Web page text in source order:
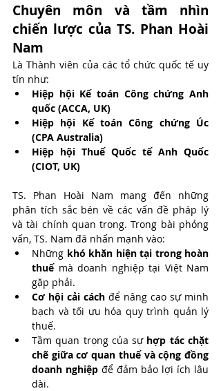
Chuyên môn và tầm nhìn
chiến lược của TS. Phan Hoài
Nam
Là Thành viên của các tổ chức quốc tế uy
tín như:
Hiệp hội Kế toán Công chứng Anh
quốc (ACCA, UK)
Hiệp hội Kế toán Công chứng Úc
(CPA Australia)
Hiệp hội Thuế Quốc tế Anh Quốc
(CIOT, UK)
TS. Phan Hoài Nam mang đến những
phân tích sắc bén về các vấn đề pháp lý
và tài chính quan trọng. Trong bài phỏng
vấn, TS. Nam đã nhấn mạnh vào:
Những khó khăn hiện tại trong hoàn
thuế mà doanh nghiệp tại Việt Nam
gặp phải.
Cơ hội cải cách để nâng cao sự minh
bạch và tối ưu hóa quy trình quản lý
thuế.
Tầm quan trọng của sự hợp tác chặt
chẽ giữa cơ quan thuế và cộng đồng
doanh nghiệp để đảm bảo lợi ích lâu
dài.